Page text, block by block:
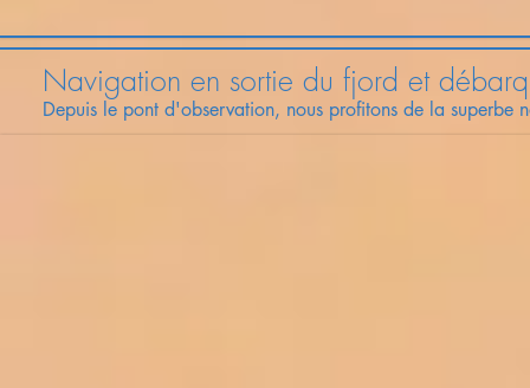
Navigation en sortie du fjord et
Depuis le pont d'observation, nous profitons de la superbe